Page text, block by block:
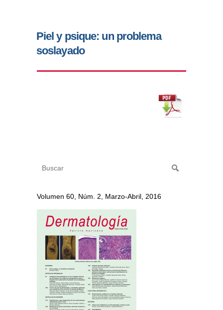
Piel y psique: un problema
soslayado
Volumen 60, Núm. 2, Marzo-Abril, 2016